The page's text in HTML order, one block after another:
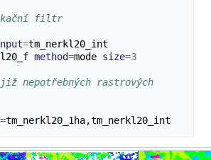
filtr
=tm_nerkl20_int
method=mode size=3
nepotřebných rastrových
=